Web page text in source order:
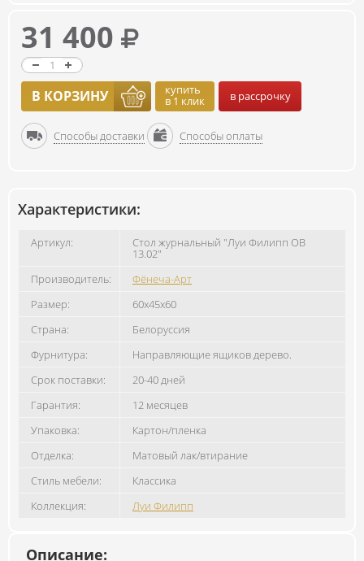
31 400
В КОРЗИНУ купить
в 1 клик в рассрочку
Способы доставки Способы оплаты
Характеристики:
Артикул: Стол журнальный "Луи Филипп ОВ
13.02"
Производитель:
Фёнеча-Арт
Размер:
60x45x60
Страна:
Белоруссия
Фурнитура:
Направляющие ящиков дерево.
Срок поставки:
20-40 дней
Гарантия:
12 месяцев
Упаковка:
Картон/пленка
Отделка:
Матовый лак/втирание
Стиль мебели:
Классика
Коллекция:
Луи Филипп
Описание: